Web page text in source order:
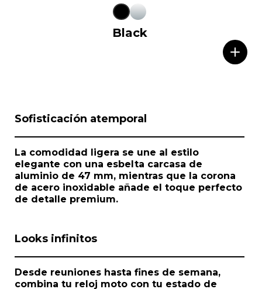
Black
I
t
e
m
1
o
f
1
Sofisticación atemporal
La comodidad ligera se une al estilo
elegante con una esbelta carcasa de
aluminio de 47 mm, mientras que la corona
de acero inoxidable añade el toque perfecto
de detalle premium.
Looks infinitos
Desde reuniones hasta fines de semana,
combina tu reloj moto con tu estado de